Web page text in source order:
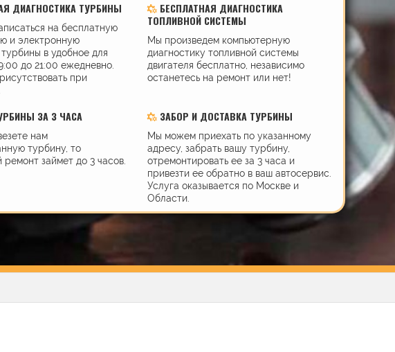
ДИАГНОСТИКА ТУРБИНЫ
на бесплатную
и электронную
в удобное для
до 21:00 ежедневно.
при
БЕСПЛАТНАЯ ДИАГНОСТИКА
ТОПЛИВНОЙ СИСТЕМЫ
Мы произведем компьютерную
диагностику топливной системы
двигателя бесплатно, независимо
останетесь на ремонт или нет!
ЗА 3 ЧАСА
нам
турбину, то
займет до 3 часов.
ЗАБОР И ДОСТАВКА ТУРБИНЫ
Мы можем приехать по указанному
адресу, забрать вашу турбину,
отремонтировать ее за 3 часа и
привезти ее обратно в ваш автосервис.
Услуга оказывается по Москве и
Области.